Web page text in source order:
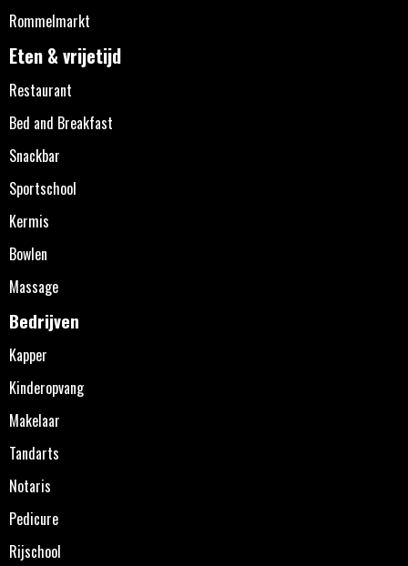
Rommelmarkt
Eten & vrijetijd
Restaurant
Bed and Breakfast
Snackbar
Sportschool
Kermis
Bowlen
Massage
Bedrijven
Kapper
Kinderopvang
Makelaar
Tandarts
Notaris
Pedicure
Rijschool